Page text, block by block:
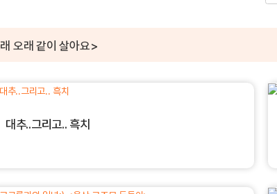
오래 같이 살아요>
대추..그리고.. 흑치